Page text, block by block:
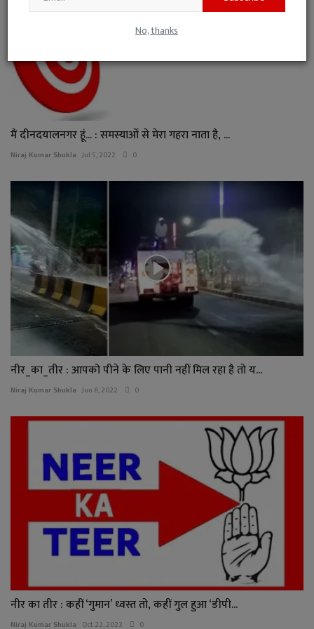
No, thanks
मैं दीनदयालनगर हूं... : समस्याओं से मेरा गहरा नाता है, ...
Niraj Kumar Shukla Jul 5, 2022 0
नीर_का_तीर : आपको पीने के लिए पानी नहीं मिल रहा है तो य...
Niraj Kumar Shukla Jun 8, 2022 0
नीर का तीर : कहीं ‘गुमान’ ध्वस्त तो, कहीं गुल हुआ ‘डीपी...
Niraj Kumar Shukla Oct 22, 2023 0